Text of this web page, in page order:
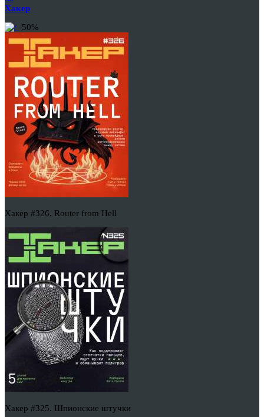
Хакер
-50%
Хакер #326. Router from Hell
Хакер #325. Шпионские штучки